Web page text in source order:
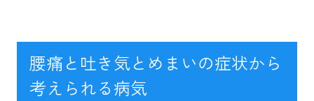
腰痛と吐き気とめまいの症状から
考えられる病気